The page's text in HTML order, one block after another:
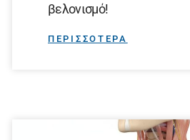
βελονισμό!
ΠΕΡΙΣΣΟΤΕΡΑ